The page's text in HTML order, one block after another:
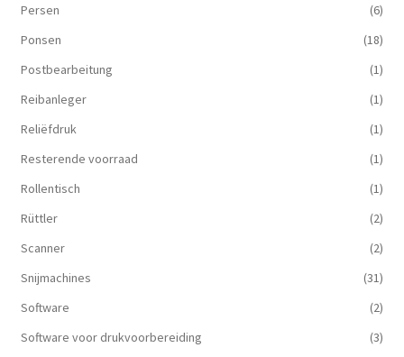
Persen
(6)
Ponsen
(18)
Postbearbeitung
(1)
Reibanleger
(1)
Reliëfdruk
(1)
Resterende voorraad
(1)
Rollentisch
(1)
Rüttler
(2)
Scanner
(2)
Snijmachines
(31)
Software
(2)
Software voor drukvoorbereiding
(3)